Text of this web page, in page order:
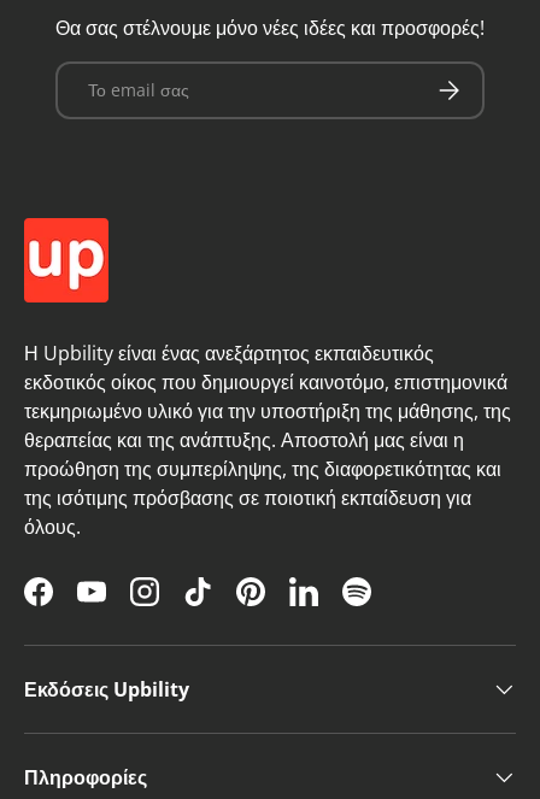
Θα σας στέλνουμε μόνο νέες ιδέες και προσφορές!
Email Εγγραφή
Η Upbility είναι ένας ανεξάρτητος εκπαιδευτικός
εκδοτικός οίκος που δημιουργεί καινοτόμο, επιστημονικά
τεκμηριωμένο υλικό για την υποστήριξη της μάθησης, της
θεραπείας και της ανάπτυξης. Αποστολή μας είναι η
προώθηση της συμπερίληψης, της διαφορετικότητας και
της ισότιμης πρόσβασης σε ποιοτική εκπαίδευση για
όλους.
FacebookYouTubeInstagramTikTokPinterestLinkedInSpotify
Εκδόσεις Upbility
Πληροφορίες